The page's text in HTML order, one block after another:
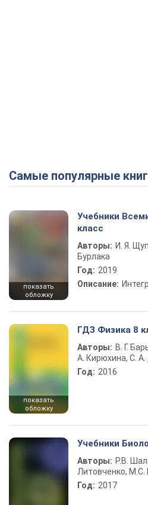
Самые популярные
показать
обложку
Учебники
класс
Авторы: И. Я.
Бурлака
Год: 2019
Описание:
показать
обложку
ГДЗ Физика 8
Авторы: В. Г.
А. Кирюхина, С. А.
Год: 2016
Учебники
Авторы: Р.В.
Литовченко, М.С.
Год: 2017